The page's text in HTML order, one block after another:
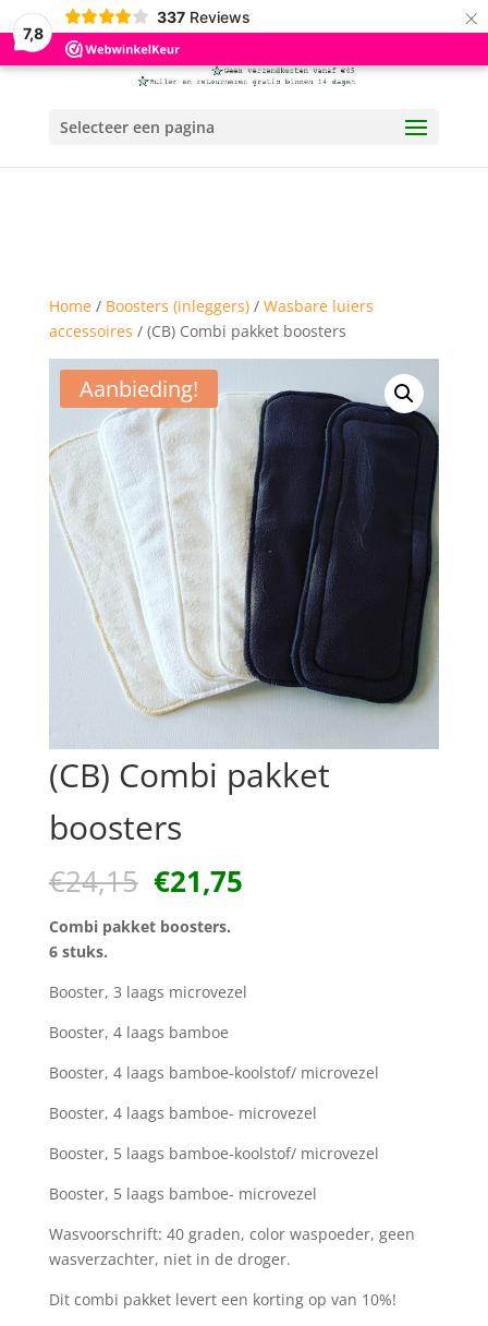
7,8
337 Reviews ×
Selecteer een pagina
Home/ Boosters (inleggers)/ Wasbare luiers
accessoires / (CB) Combi pakket boosters
Aanbieding!
(CB) Combi pakket
boosters
€24,15 Oorspronkelijke
prijs
was:
€21,75Huidige
Combi pakket boosters.
6 stuks.
Booster, 3 laags microvezel
Booster, 4 laags bamboe
Booster, 4 laags bamboe-koolstof/ microvezel
Booster, 4 laags bamboe- microvezel
Booster, 5 laags bamboe-koolstof/ microvezel
Booster, 5 laags bamboe- microvezel
Wasvoorschrift: 40 graden, color waspoeder, geen
wasverzachter, niet in de droger.
Dit combi pakket levert een korting op van 10%!